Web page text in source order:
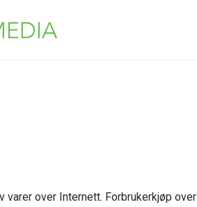
over Internett. Forbrukerkjøp